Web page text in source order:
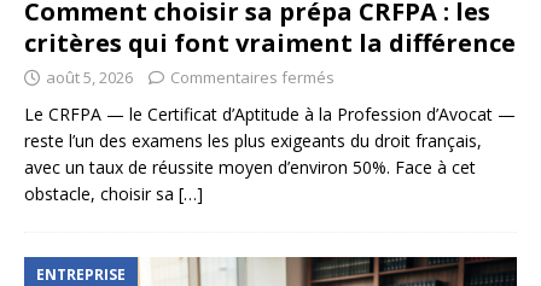
Comment choisir sa prépa CRFPA : les
critères qui font vraiment la différence
août 5, 2026 Commentaires fermés
Le CRFPA — le Certificat d’Aptitude à la Profession d’Avocat —
reste l’un des examens les plus exigeants du droit français,
avec un taux de réussite moyen d’environ 50%. Face à cet
obstacle, choisir sa […]
ENTREPRISE